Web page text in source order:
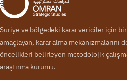
Suriye ve bölgedeki karar vericiler için
amaçlayan, karar alma mekanizmalarını
öncelikleri belirleyen metodolojik
araştırma kurumu.